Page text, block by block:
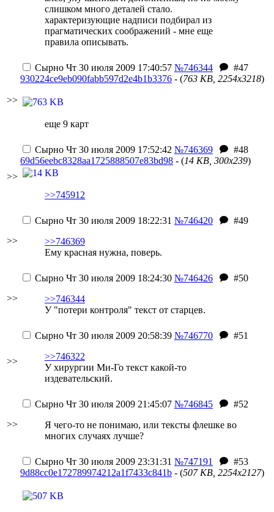
слишком много деталей стало.
характеризующие надписи подбирал из
прагматических соображений - мне еще
правила описывать.
>>
Сырно Чт 30 июля 2009 17:40:57 №746344
#47
930224ce9eb090fabb597d2e4b1b3376 - (763 KB, 2254x3218)
еще 9 карт
>>
Сырно Чт 30 июля 2009 17:52:42 №746369
#48
69d56eebc8328aa1725888507e83bd98 - (14 KB, 300x239)
>>745912
>>
Сырно Чт 30 июля 2009 18:22:31 №746420
#49
>>746369
Ему красная нужна, поверь.
>>
Сырно Чт 30 июля 2009 18:24:30 №746426
#50
>>746344
У "потери контроля" текст от старцев.
>>
Сырно Чт 30 июля 2009 20:58:39 №746770
#51
>>746322
У хирургии Ми-Го текст какой-то
издевательский.
>>
Сырно Чт 30 июля 2009 21:45:07 №746845
#52
Я чего-то не понимаю, или тексты флешке во
многих случаях лучше?
Сырно Чт 30 июля 2009 23:31:31 №747191
#53
9d88cc0e172789974212a1f7433c841b - (507 KB, 2254x2127)